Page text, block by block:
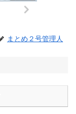
まとめ２号管理人